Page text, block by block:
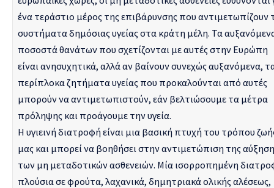
ένα τεράστιο μέρος της επιβάρυνσης που αντιμετωπίζουν
συστήματα δημόσιας υγείας στα κράτη μέλη. Τα
ποσοστά θανάτων που σχετίζονται με αυτές στην Ευρώπη
είναι ανησυχητικά, αλλά αν βαίνουν συνεχώς αυξανόμενα,
περίπλοκα ζητήματα υγείας που προκαλούνται από αυτές
μπορούν να αντιμετωπιστούν, εάν βελτιώσουμε τα μέτρα
πρόληψης και προάγουμε την υγεία.
Η υγιεινή διατροφή είναι μια βασική πτυχή του τρόπου
μας και μπορεί να βοηθήσει στην αντιμετώπιση της
των μη μεταδοτικών ασθενειών. Μία ισορροπημένη
πλούσια σε φρούτα, λαχανικά, δημητριακά ολικής αλέσεως,